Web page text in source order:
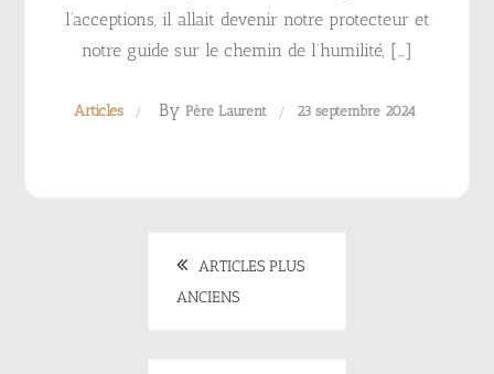
l’acceptions, il allait devenir notre protecteur et
notre guide sur le chemin de l’humilité, […]
Articles By Père Laurent 23 septembre 2024
NavigationARTICLES PLUS
ANCIENS